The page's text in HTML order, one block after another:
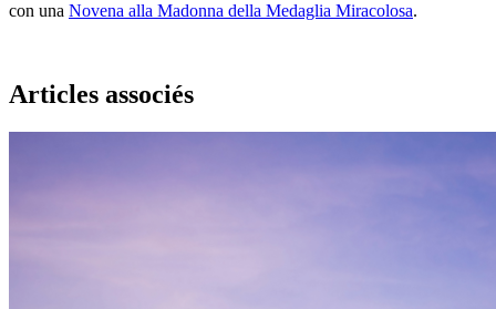
con una Novena alla Madonna della Medaglia Miracolosa.
Articles associés